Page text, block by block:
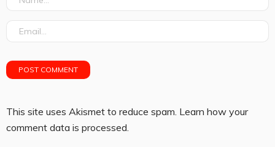
This site uses Akismet to reduce spam. Learn how your
comment data is processed.